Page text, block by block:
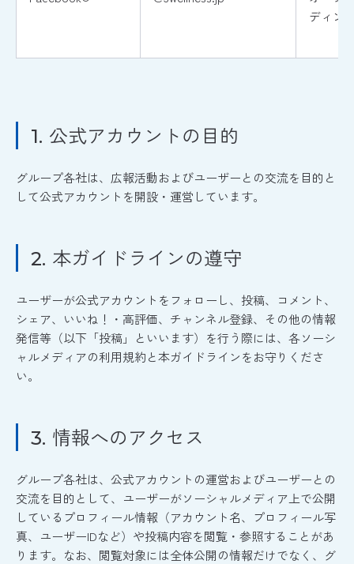
ディン
1. 公式アカウントの目的
グループ各社は、広報活動およびユーザーとの交流を目的と
して公式アカウントを開設・運営しています。
2. 本ガイドラインの遵守
ユーザーが公式アカウントをフォローし、投稿、コメント、
シェア、いいね！・高評価、チャンネル登録、その他の情報
発信等（以下「投稿」といいます）を行う際には、各ソーシ
ャルメディアの利用規約と本ガイドラインをお守りくださ
い。
3. 情報へのアクセス
グループ各社は、公式アカウントの運営およびユーザーとの
交流を目的として、ユーザーがソーシャルメディア上で公開
しているプロフィール情報（アカウント名、プロフィール写
真、ユーザーIDなど）や投稿内容を閲覧・参照することがあ
ります。なお、閲覧対象には全体公開の情報だけでなく、グ